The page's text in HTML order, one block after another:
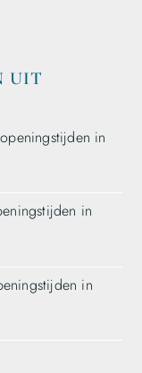
UIT
in
in
in